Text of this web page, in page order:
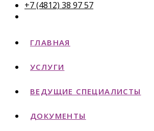
+7 (4812) 38 97 57
ГЛАВНАЯ
УСЛУГИ
ВЕДУЩИЕ СПЕЦИАЛИСТЫ
ДОКУМЕНТЫ